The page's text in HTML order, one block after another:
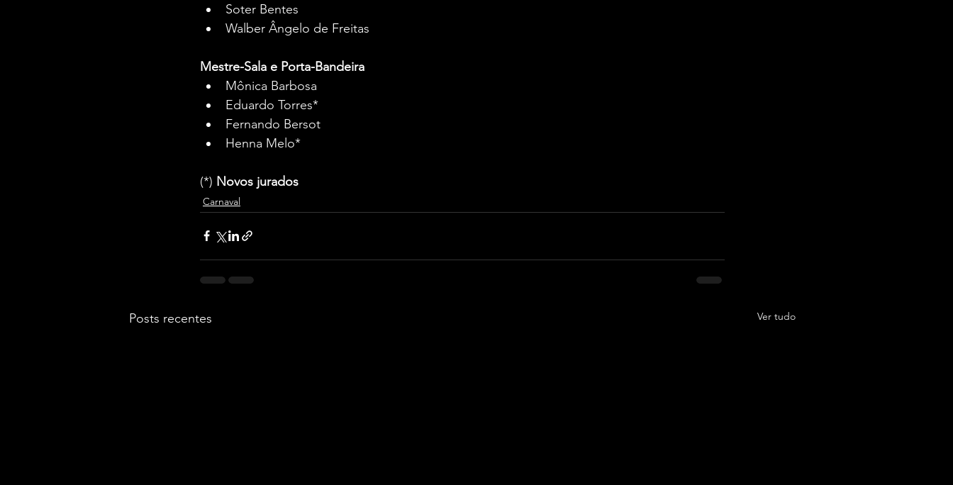
Soter Bentes
Walber Ângelo de Freitas
Mestre-Sala e Porta-Bandeira
Mônica Barbosa
Eduardo Torres*
Fernando Bersot
Henna Melo*
(*) Novos jurados
Carnaval
Posts recentes Ver tudo